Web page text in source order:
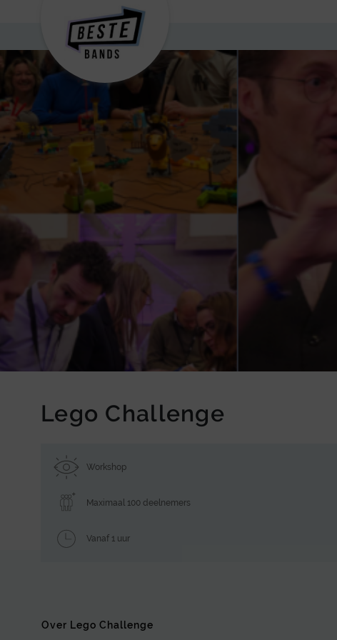
Lego Challenge
Workshop
Maximaal 100 deelnemers
Vanaf 1 uur
Over Lego Challenge